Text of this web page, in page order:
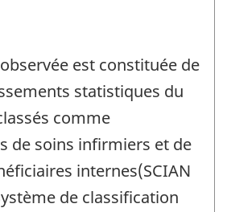
est constituée de
statistiques du
comme
de soins infirmiers et de
internes(SCIAN
de classification